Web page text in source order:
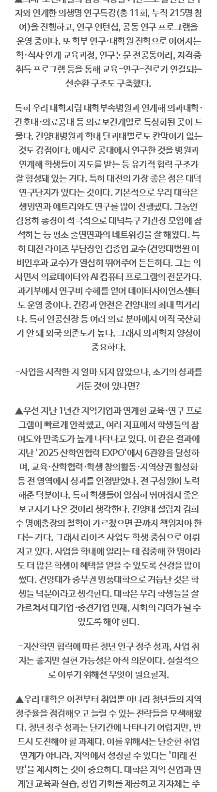
자와 연계한 의생명 연구특강(총 11회, 누적 215명 참
여)을 진행하고, 연구 인턴십, 공동 연구 프로그램을
운영 중이다. 또 학부 연구·대학원 진학으로 이어지는
학·석사 연계 교육과정, 연구논문 전공동아리, 자격증
취득 프로그램 등을 통해 교육-연구-진로가 연결되는
선순환 구조도 구축했다.
특히 우리 대학처럼 대학부속병원과 연계해 의과대학·
간호대·의료공대 등 의료보건계열로 특성화된 곳이 드
물다. 건양대병원과 학내 단과대별로도 칸막이가 없는
것도 강점이다. 예시로 공대에서 연구한 것을 병원과
연계해 학생들이 지도를 받는 등 유기적 협력 구조가
잘 형성돼 있는 거다. 특히 대전의 가장 좋은 점은 대덕
연구단지가 있다는 것이다. 기본적으로 우리 대학은
생명연과 에트리와도 연구를 많이 진행했다. 그동안
김용하 총장이 적극적으로 대덕특구 기관장 모임에 참
석하는 등 평소 출연연과의 네트워킹을 잘 해왔다. 특
히 대전 라이즈 부단장인 김종엽 교수(건양대병원 이
비인후과 교수)가 열심히 뛰어주어 든든하다. 그는 의
사면서 의료데이터와 AI 컴퓨터 프로그램의 전문가다.
과기부에서 연구비 수혜를 얻어 데이터사이언스센터
도 운영 중이다. 건강과 안전은 건양대의 최대 먹거리
다. 특히 인공신장 등 여러 의료 분야에서 아직 국산화
가 안 돼 외국 의존도가 높다. 그래서 의과학자 양성이
중요하다.
-사업을 시작한 지 얼마 되지 않았으나, 소기의 성과를
거둔 것이 있다면?
▲우선 지난 1년간 지역기업과 연계한 교육·연구 프로
그램이 빠르게 안착했고, 여러 지표에서 학생들의 참
여도와 만족도가 높게 나타나고 있다. 이 같은 결과에
지난 '2025 산학연협력 EXPO'에서 6관왕을 달성하
며, 교육·산학협력·학생 창의활동·지역상권 활성화
등 전 영역에서 성과를 인정받았다. 전 구성원이 노력
해준 덕분이다. 특히 학생들이 열심히 뛰어줘서 좋은
보고서가 나온 것이라 생각한다. 건양대 설립자 김희
수 명예총장의 철학이 가르쳤으면 끝까지 책임져야 한
다는 거다. 그래서 라이즈 사업도 학생 중심으로 이뤄
지고 있다. 사업을 학내에 알리는 데 집중해 한 명이라
도 더 많은 학생이 혜택을 얻을 수 있도록 신경을 많이
썼다. 건양대가 중부권 명품대학으로 거듭난 것은 학
생들 덕분이라고 생각한다. 대학은 우리 학생들을 잘
가르쳐서 대기업·중견기업 인재, 사회의 리더가 될 수
있도록 해야 한다.
-지산학연 협력에 따른 청년 인구 정주 성과, 사업 취
지는 좋지만 실현 가능성은 아직 의문이다. 실질적으
로 이루기 위해선 무엇이 필요할지.
▲우리 대학은 이전부터 취업뿐 아니라 청년들의 지역
정주율을 점검해오고 늘릴 수 있는 전략들을 모색해왔
다. 청년 정주 성과는 단기간에 나타나기 어렵지만, 반
드시 도전해야 할 과제다. 이를 위해서는 단순한 취업
연계가 아니라, 지역에서 성장할 수 있다는 '미래 전
망'을 제시하는 것이 중요하다. 대학은 지역 산업과 연
계된 교육과 실습, 창업 기회를 제공하고 지자체는 주